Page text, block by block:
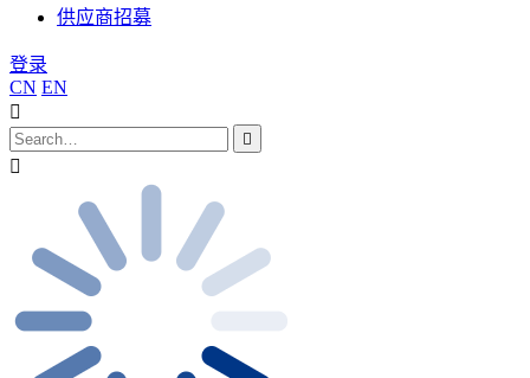
供应商招募
登录
CN EN